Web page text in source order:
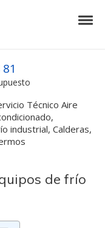
Barcelona
Técnico Aire
industrial, Calderas,
de frío